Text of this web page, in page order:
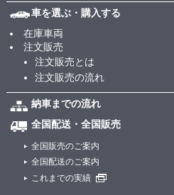
車を選ぶ・購入する
在庫車両
注文販売
注文販売とは
注文販売の流れ
納車までの流れ
全国配送・全国販売
全国販売のご案内
全国配送のご案内
これまでの実績